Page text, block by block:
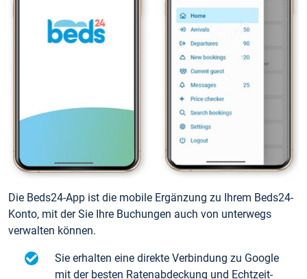
Die Beds24-App ist die mobile Ergänzung zu Ihrem Beds24-
Konto, mit der Sie Ihre Buchungen auch von unterwegs
verwalten können.
Sie erhalten eine direkte Verbindung zu Google
mit der besten Ratenabdeckung und Echtzeit-